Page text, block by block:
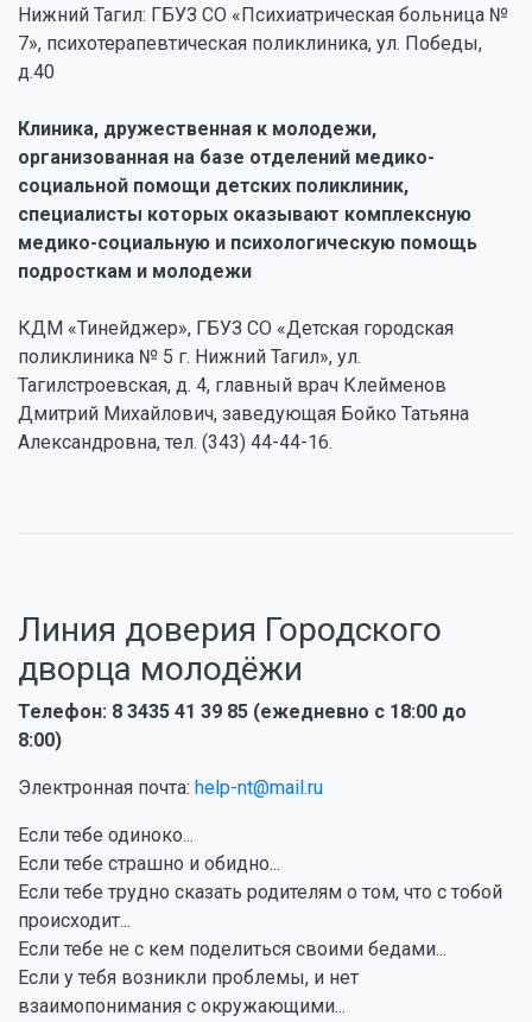
Нижний Тагил: ГБУЗ СО «Психиатрическая больница №
7», психотерапевтическая поликлиника, ул. Победы,
д.40
Клиника, дружественная к молодежи,
организованная на базе отделений медико-
социальной помощи детских поликлиник,
специалисты которых оказывают комплексную
медико-социальную и психологическую помощь
подросткам и молодежи
КДМ «Тинейджер», ГБУЗ СО «Детская городская
поликлиника № 5 г. Нижний Тагил», ул.
Тагилстроевская, д. 4, главный врач Клейменов
Дмитрий Михайлович, заведующая Бойко Татьяна
Александровна, тел. (343) 44-44-16.
Линия доверия Городского
дворца молодёжи
Телефон: 8 3435 41 39 85 (ежедневно с 18:00 до
8:00)
Электронная почта: help-nt@mail.ru
Если тебе одиноко...
Если тебе страшно и обидно...
Если тебе трудно сказать родителям о том, что с тобой
происходит...
Если тебе не с кем поделиться своими бедами...
Если у тебя возникли проблемы, и нет
взаимопонимания с окружающими...